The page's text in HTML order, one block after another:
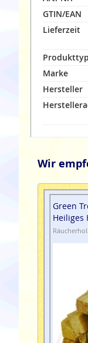
GTIN/EAN
Lieferzeit
Produkttyp
Marke
Hersteller
Wir
Green
Heiliges